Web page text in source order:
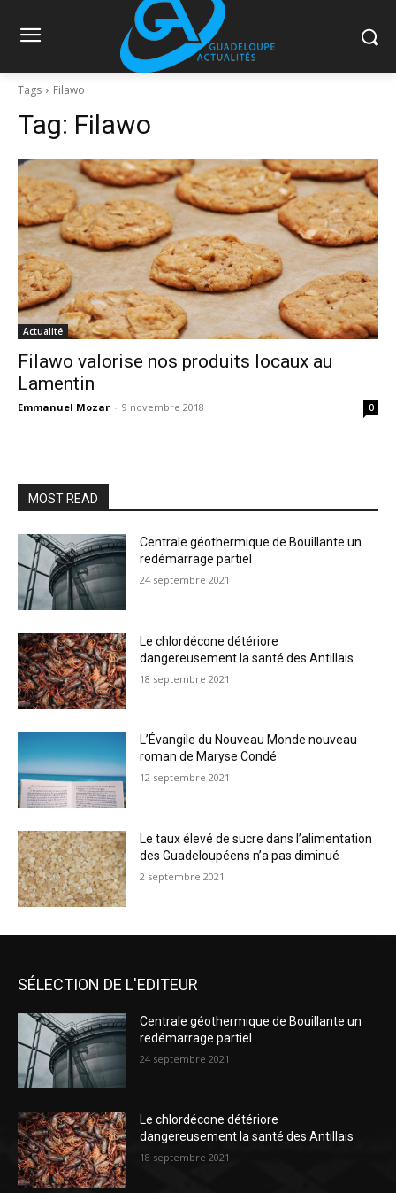
Tags Filawo
Tag: Filawo
Actualité
Filawo valorise nos produits locaux au
Lamentin
Emmanuel Mozar - 9 novembre 2018 0
MOST READ
Centrale géothermique de Bouillante un
redémarrage partiel
24 septembre 2021
Le chlordécone détériore
dangereusement la santé des Antillais
18 septembre 2021
L’Évangile du Nouveau Monde nouveau
roman de Maryse Condé
12 septembre 2021
Le taux élevé de sucre dans l’alimentation
des Guadeloupéens n’a pas diminué
2 septembre 2021
SÉLECTION DE L'EDITEUR
Centrale géothermique de Bouillante un
redémarrage partiel
24 septembre 2021
Le chlordécone détériore
dangereusement la santé des Antillais
18 septembre 2021